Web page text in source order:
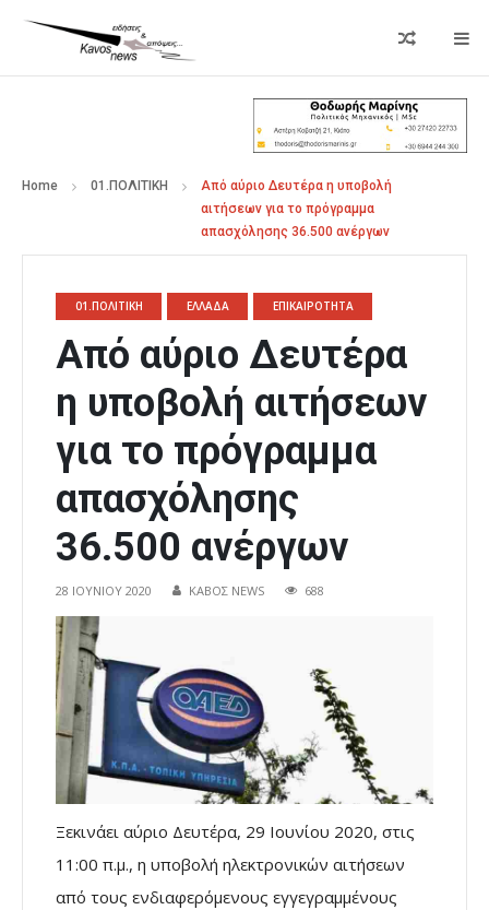
Home 01.ΠΟΛΙΤΙΚΗ
Από αύριο Δευτέρα η υποβολή
αιτήσεων για το πρόγραμμα
απασχόλησης 36.500 ανέργων
01.ΠΟΛΙΤΙΚΗ ΕΛΛΑΔΑ ΕΠΙΚΑΙΡΟΤΗΤΑ
Από αύριο Δευτέρα
η υποβολή αιτήσεων
για το πρόγραμμα
απασχόλησης
36.500 ανέργων
28 ΙΟΥΝΊΟΥ 2020 ΚΑΒΟΣ NEWS 688
Ξεκινάει αύριο Δευτέρα, 29 Ιουνίου 2020, στις
11:00 π.μ., η υποβολή ηλεκτρονικών αιτήσεων
από τους ενδιαφερόμενους εγγεγραμμένους